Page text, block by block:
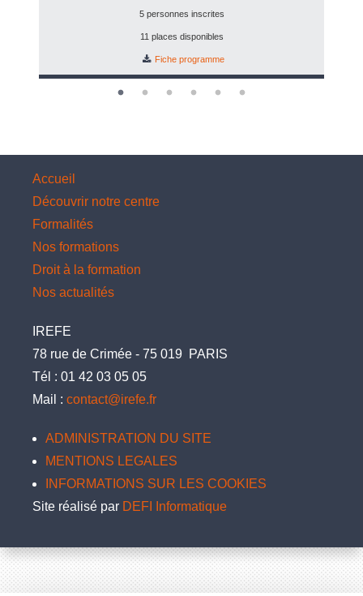
5 personnes inscrites
11 places disponibles
Fiche programme
Accueil
Découvrir notre centre
Formalités
Nos formations
Droit à la formation
Nos actualités
IREFE
78 rue de Crimée - 75 019 PARIS
Tél : 01 42 03 05 05
Mail : contact@irefe.fr
ADMINISTRATION DU SITE
MENTIONS LEGALES
INFORMATIONS SUR LES COOKIES
Site réalisé par DEFI Informatique